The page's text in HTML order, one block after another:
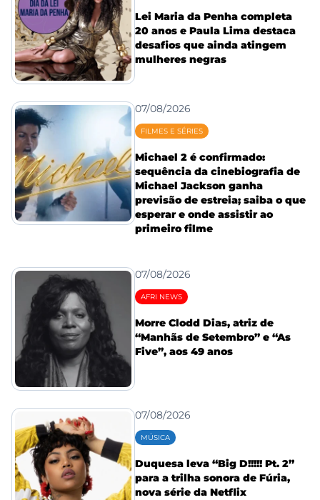
Lei Maria da Penha completa
20 anos e Paula Lima destaca
desafios que ainda atingem
mulheres negras
07/08/2026
FILMES E SÉRIES
Michael 2 é confirmado:
sequência da cinebiografia de
Michael Jackson ganha
previsão de estreia; saiba o que
esperar e onde assistir ao
primeiro filme
07/08/2026
AFRI NEWS
Morre Clodd Dias, atriz de
“Manhãs de Setembro” e “As
Five”, aos 49 anos
07/08/2026
MÚSICA
Duquesa leva “Big D!!!!! Pt. 2”
para a trilha sonora de Fúria,
nova série da Netflix